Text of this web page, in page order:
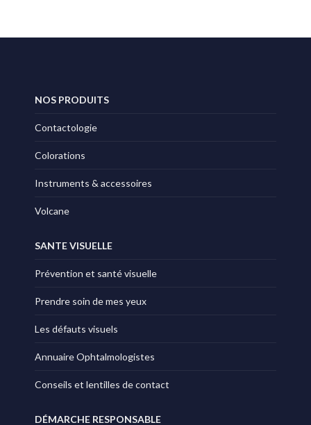
NOS PRODUITS
Contactologie
Colorations
Instruments & accessoires
Volcane
SANTE VISUELLE
Prévention et santé visuelle
Prendre soin de mes yeux
Les défauts visuels
Annuaire Ophtalmologistes
Conseils et lentilles de contact
DÉMARCHE RESPONSABLE